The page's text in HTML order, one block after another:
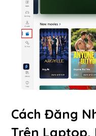
Cách Đăng
Trên Laptop,